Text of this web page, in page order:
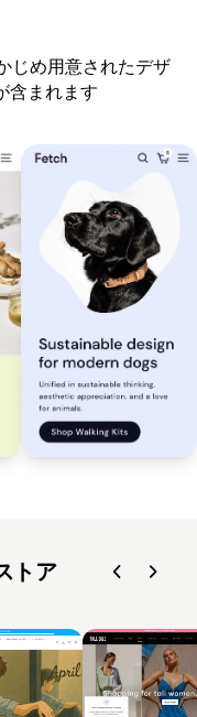
じめ用意されたデザ
含まれます
トア